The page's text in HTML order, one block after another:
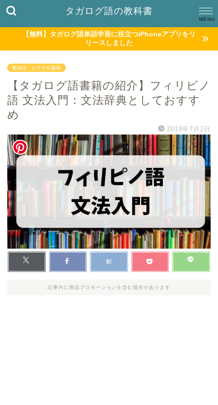
タガログ語の教科書
【無料】タガログ語単語学習に役立つiPhoneアプリをリ
リースしました
勉強法・おすすめ書籍
【タガログ語書籍の紹介】フィリピノ
語 文法入門：文法辞典としておすす
め
2019年7月2日
記事内に商品プロモーションを含む場合があります